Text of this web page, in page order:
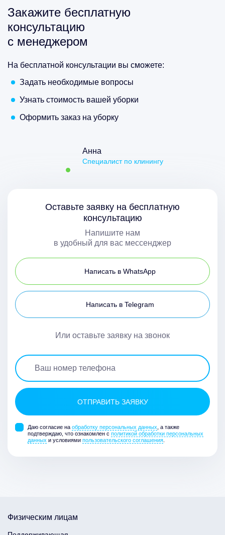
Закажите бесплатную
консультацию
с менеджером
На бесплатной консультации вы сможете:
Задать необходимые вопросы
Узнать стоимость вашей уборки
Оформить заказ на уборку
Анна
Специалист по клинингу
Оставьте заявку на бесплатную
консультацию
Напишите нам
в удобный для вас мессенджер
Написать в WhatsApp
Написать в Telegram
Или оставьте заявку на звонок
Даю согласие на обработку персональных данных , а также
подтверждаю, что ознакомлен с политикой обработки персональных
данных и условиями пользовательского соглашения
Физическим лицам